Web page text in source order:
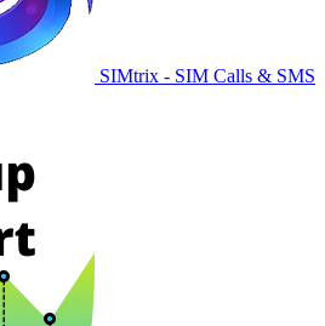
SIMtrix - SIM Calls & SMS